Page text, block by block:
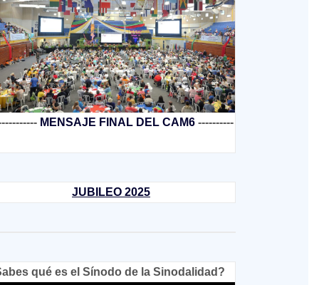
MENSAJE FINAL DEL CAM6 ----------
JUBILEO 2025
qué es el Sínodo de la Sinodalidad?